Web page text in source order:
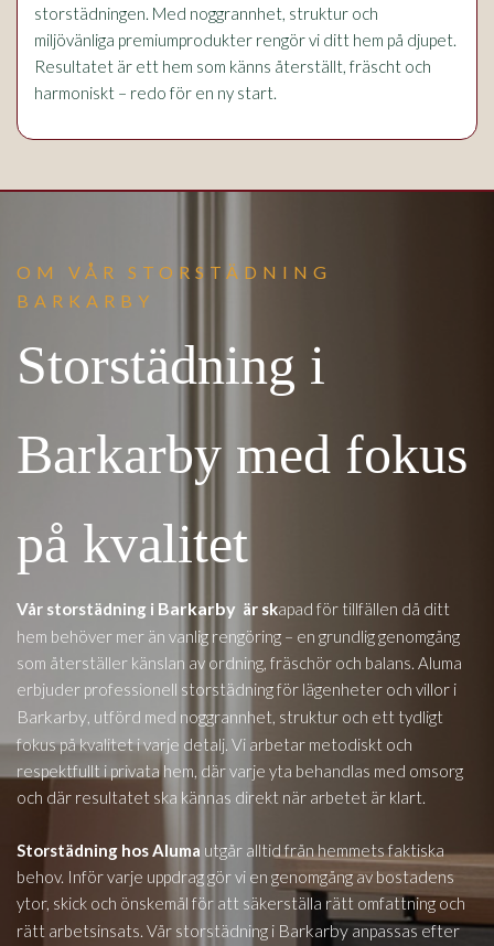
storstädningen. Med noggrannhet, struktur och
miljövänliga premiumprodukter rengör vi ditt hem på djupet.
Resultatet är ett hem som känns återställt, fräscht och
harmoniskt – redo för en ny start.
OM VÅR STORSTÄDNING
BARKARBY
Storstädning i
Barkarby med fokus
på kvalitet
Vår storstädning i Barkarby är skapad för tillfällen då ditt
hem behöver mer än vanlig rengöring – en grundlig genomgång
som återställer känslan av ordning, fräschör och balans. Aluma
erbjuder professionell storstädning för lägenheter och villor i
Barkarby , utförd med noggrannhet, struktur och ett tydligt
fokus på kvalitet i varje detalj. Vi arbetar metodiskt och
respektfullt i privata hem, där varje yta behandlas med omsorg
och där resultatet ska kännas direkt när arbetet är klart.
Storstädning hos Aluma utgår alltid från hemmets faktiska
behov. Inför varje uppdrag gör vi en genomgång av bostadens
ytor, skick och önskemål för att säkerställa rätt omfattning och
rätt arbetsinsats. Vår storstädning i Barkarby anpassas efter